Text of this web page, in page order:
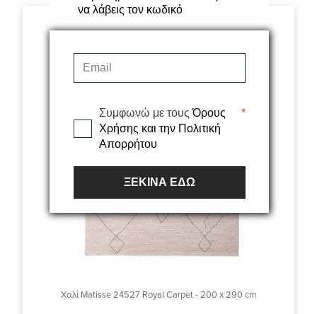
Χαλί Matisse 24527 Royal Carpet - 200 x 290 cm
να λάβεις τον κωδικό
Συμφωνώ με τουςΌρους
Χρήσης και την Πολιτική
Απορρήτου
*
ΞΕΚΙΝΑ ΕΔΩ